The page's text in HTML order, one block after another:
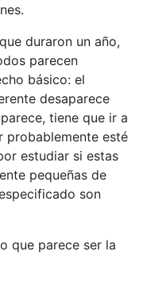
duraron un año,
parecen
básico: el
desaparece
tiene que ir a
probablemente esté
estudiar si estas
pequeñas de
son
que parece ser la